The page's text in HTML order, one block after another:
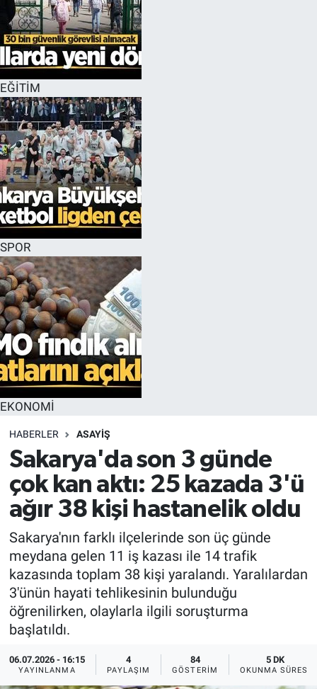
EĞİTİM
SPOR
EKONOMİ
HABERLER ASAYİŞ
Sakarya'da son 3 günde
çok kan aktı: 25 kazada 3'ü
ağır 38 kişi hastanelik oldu
Sakarya'nın farklı ilçelerinde son üç günde
meydana gelen 11 iş kazası ile 14 trafik
kazasında toplam 38 kişi yaralandı. Yaralılardan
3'ünün hayati tehlikesinin bulunduğu
öğrenilirken, olaylarla ilgili soruşturma
başlatıldı.
06.07.2026 - 16:15
YAYINLANMA
4
PAYLAŞIM
84
GÖSTERIM
5 DK
OKUNMA SÜRESI